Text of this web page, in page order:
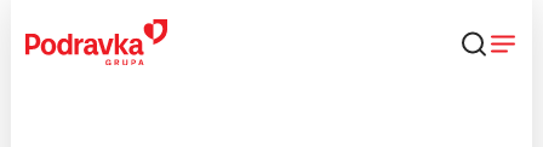
content